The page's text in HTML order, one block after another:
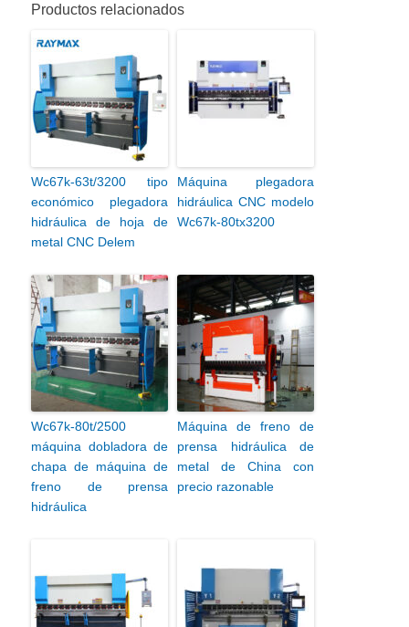
Productos relacionados
Wc67k-63t/3200 tipo
económico plegadora
hidráulica de hoja de
metal CNC Delem
Máquina plegadora
hidráulica CNC modelo
Wc67k-80tx3200
Wc67k-80t/2500
máquina dobladora de
chapa de máquina de
freno de prensa
hidráulica
Máquina de freno de
prensa hidráulica de
metal de China con
precio razonable